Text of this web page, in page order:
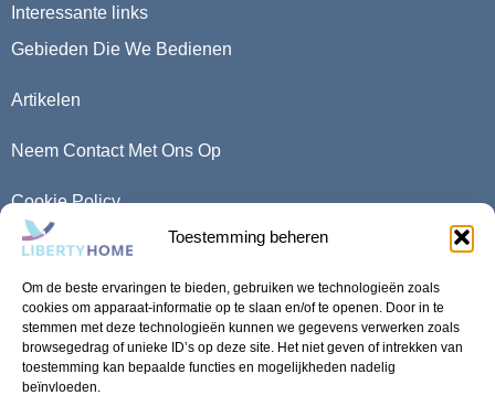
Toestemming beheren
Om de beste ervaringen te bieden, gebruiken we technologieën zoals
cookies om apparaat-informatie op te slaan en/of te openen. Door in te
stemmen met deze technologieën kunnen we gegevens verwerken zoals
browsegedrag of unieke ID’s op deze site. Het niet geven of intrekken van
toestemming kan bepaalde functies en mogelijkheden nadelig
beïnvloeden.
Interessante links
Gebieden Die We Bedienen
Artikelen
Neem Contact Met Ons Op
Cookie Policy
Privacy Policy
5 Boulder Rd, Marina Da Gama, Cape Town, 7945